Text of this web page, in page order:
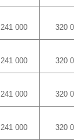
241 000 320
241 000 320
241 000 320
241 000 320